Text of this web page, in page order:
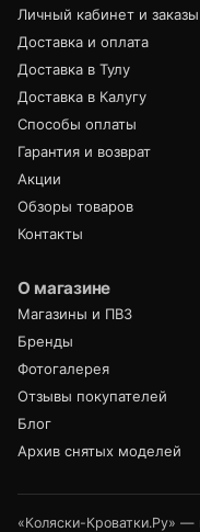
Личный кабинет и заказы
Доставка и оплата
Доставка в Тулу
Доставка в Калугу
Способы оплаты
Гарантия и возврат
Акции
Обзоры товаров
Контакты
О магазине
Магазины и ПВЗ
Бренды
Фотогалерея
Отзывы покупателей
Блог
Архив снятых моделей
«Коляски-Кроватки.Ру» —